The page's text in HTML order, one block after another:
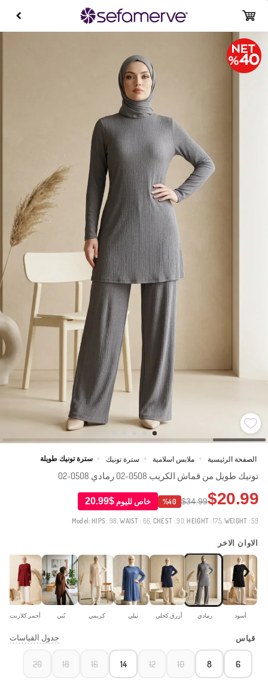
الصفحة الرئيسية > ملابس اسلامية > سترة تونيك > سترة تونيك طويلة
تونيك طويل من قماش الكريب 0508-02 رمادي 0508-02
$20.99
$34.99
%40 خاص لليوم $20.99
Model: HIPS: 98,WAIST : 66, CHEST : 90, HEIGHT : 175, WEIGHT : 59
الاوان الاخر
أسود رمادي أزرق كحلي نيلي كريمي بُني أحمر كلاريت
قياس جدول القياسات
6
8
10
12
14
16
18
20